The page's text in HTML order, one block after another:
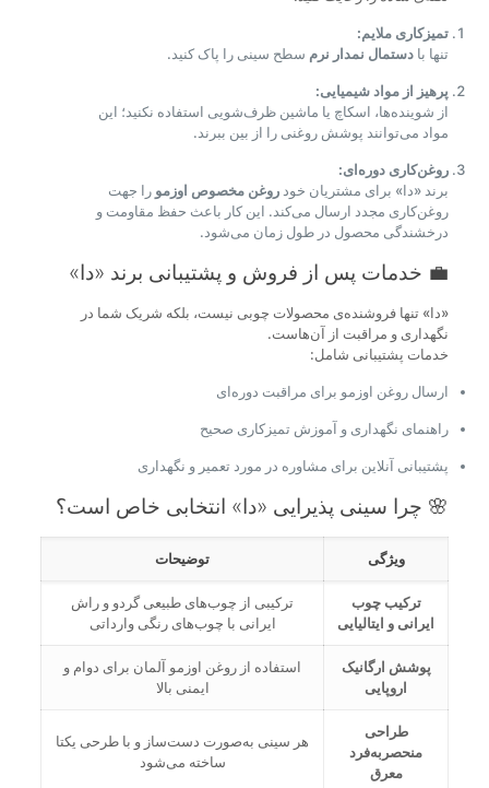
تمیزکاری ملایم:
تنها با دستمال نمدار نرم سطح سینی را پاک کنید.
پرهیز از مواد شیمیایی:
از شوینده‌ها، اسکاچ یا ماشین ظرف‌شویی استفاده نکنید؛ این
مواد می‌توانند پوشش روغنی را از بین ببرند.
روغن‌کاری دوره‌ای:
برند «دا» برای مشتریان خود روغن مخصوص اوزمو را جهت
روغن‌کاری مجدد ارسال می‌کند. این کار باعث حفظ مقاومت و
درخشندگی محصول در طول زمان می‌شود.
💼 خدمات پس از فروش و پشتیبانی برند «دا»
«دا» تنها فروشنده‌ی محصولات چوبی نیست، بلکه شریک شما در
نگهداری و مراقبت از آن‌هاست.
خدمات پشتیبانی شامل:
ارسال روغن اوزمو برای مراقبت دوره‌ای
راهنمای نگهداری و آموزش تمیزکاری صحیح
پشتیبانی آنلاین برای مشاوره در مورد تعمیر و نگهداری
🌸 چرا سینی پذیرایی «دا» انتخابی خاص است؟
ویژگی توضیحات
ترکیب چوب
ایرانی و ایتالیایی
ترکیبی از چوب‌های طبیعی گردو و راش
ایرانی با چوب‌های رنگی وارداتی
پوشش ارگانیک
اروپایی
استفاده از روغن اوزمو آلمان برای دوام و
ایمنی بالا
طراحی
منحصربه‌فرد
معرق
هر سینی به‌صورت دست‌ساز و با طرحی یکتا
ساخته می‌شود